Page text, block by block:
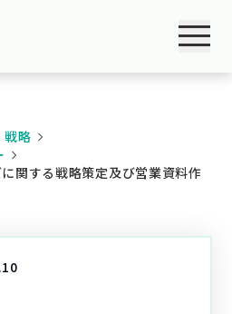
戦略
関する戦略策定及び営業資料作